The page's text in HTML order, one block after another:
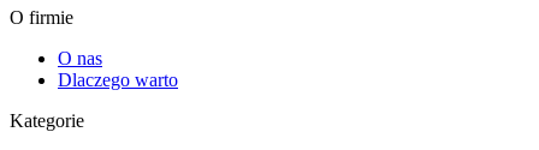
O firmie
O nas
Dlaczego warto
Kategorie